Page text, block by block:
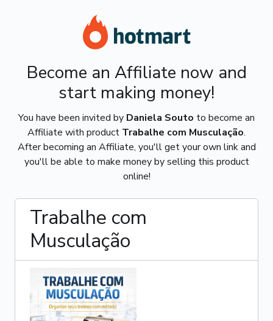
Become an Affiliate now and
start making money!
You have been invited by Daniela Souto to become an
Affiliate with product Trabalhe com Musculação.
After becoming an Affiliate, you'll get your own link and
you'll be able to make money by selling this product
online!
Trabalhe com
Musculação